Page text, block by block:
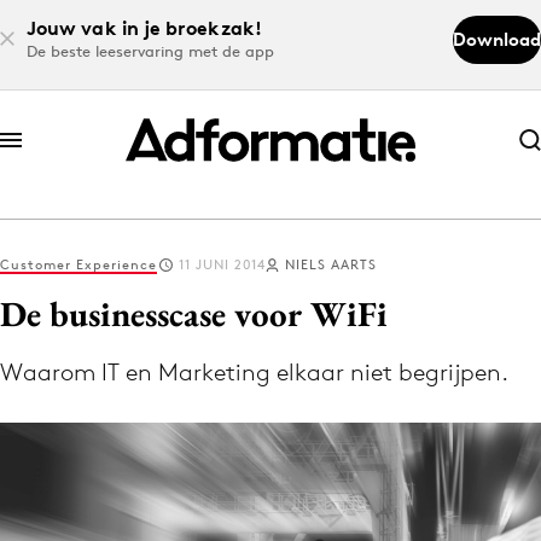
Jouw vak in je broekzak!
De beste leeservaring met de app
Download
Abonneer nu
Abonneer nu
Log in
Download de app
Nieuws app
Customer Experience 11 JUNI 2014 NIELS AARTS
De businesscase voor WiFi
Waarom IT en Marketing elkaar niet begrijpen.